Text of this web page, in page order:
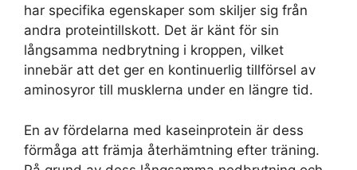
har specifika egenskaper som skiljer sig från
andra proteintillskott. Det är känt för sin
långsamma nedbrytning i kroppen, vilket
innebär att det ger en kontinuerlig tillförsel av
aminosyror till musklerna under en längre tid.
En av fördelarna med kaseinprotein är dess
förmåga att främja återhämtning efter träning.